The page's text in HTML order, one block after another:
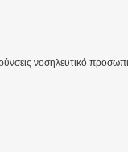
νοσηλευτικό